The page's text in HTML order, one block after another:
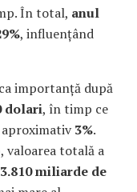
În total, anul
, influențând
importanță după
dolari, în timp ce
aproximativ3%.
, valoarea totală a
miliarde de